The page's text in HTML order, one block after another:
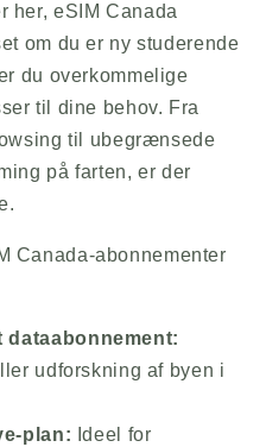
her, eSIM Canada
om du er ny studerende
du overkommelige
til dine behov. Fra
til ubegrænsede
på farten, er der
Canada-abonnementer
udforskning af byen i
plan: Ideel for